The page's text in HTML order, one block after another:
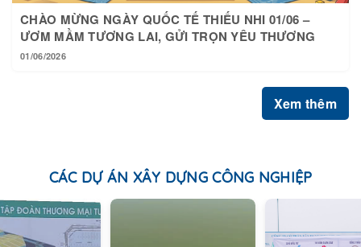
CHÀO MỪNG NGÀY QUỐC TẾ THIẾU NHI 01/06 –
ƯƠM MẦM TƯƠNG LAI, GỬI TRỌN YÊU THƯƠNG
01/06/2026
Xem thêm
CÁC DỰ ÁN XÂY DỰNG CÔNG NGHIỆP